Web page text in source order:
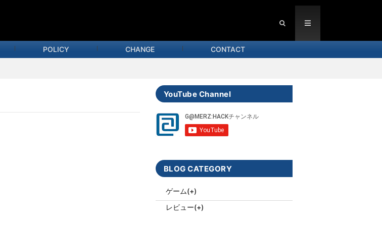
POLICY CHANGE CONTACT
YouTube Channel
BLOG CATEGORY
ゲーム(+)
レビュー(+)